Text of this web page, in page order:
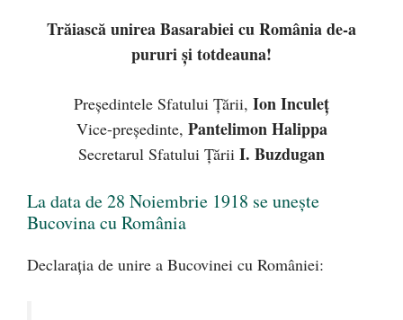
Trăiască unirea Basarabiei cu România de-a
pururi şi totdeauna!
Preşedintele Sfatului Ţării, Ion Inculeţ
Vice-preşedinte, Pantelimon Halippa
Secretarul Sfatului Ţării I. Buzdugan
La data de 28 Noiembrie 1918 se unește
Bucovina cu România
Declarația de unire a Bucovinei cu României: